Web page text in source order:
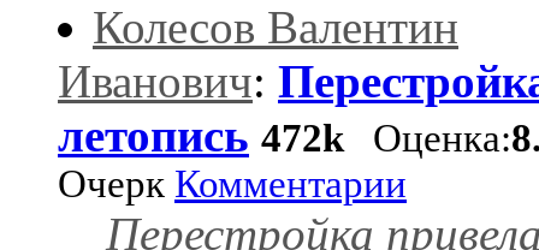
Колесов Валентин
Иванович:
летопись 472k Оценка:
Очерк Комментарии
Перестройка